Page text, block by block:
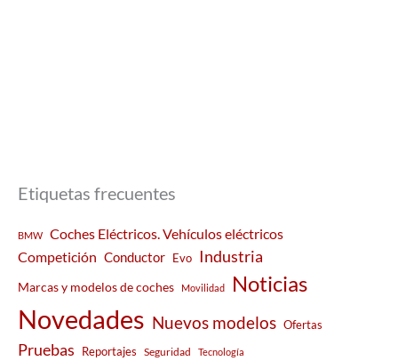
Etiquetas frecuentes
BMW
Coches Eléctricos. Vehículos eléctricos
Competición Conductor Evo Industria
Marcas y modelos de coches Movilidad Noticias
Novedades Nuevos modelos Ofertas
Pruebas Reportajes Seguridad Tecnología